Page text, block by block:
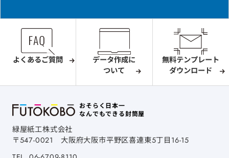
よくあるご質問
データ作成に
ついて
無料テンプレート
ダウンロード
おそらく日本一
なんでもできる封筒屋
緑屋紙工株式会社
〒547-0021 大阪府大阪市平野区喜連東5丁目16-15